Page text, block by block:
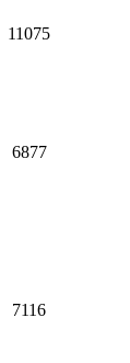
11075
6877
7116